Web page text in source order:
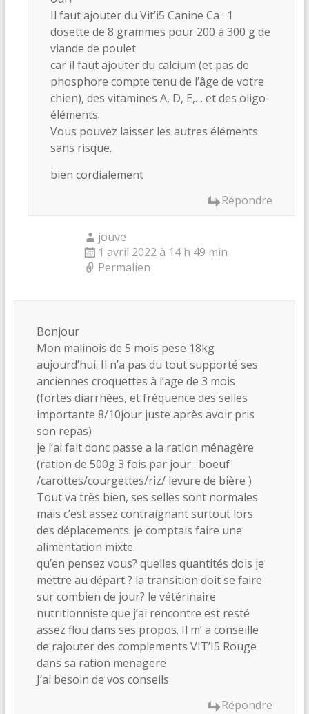
Il faut ajouter du Vit’i5 Canine Ca : 1
dosette de 8 grammes pour 200 à 300 g de
viande de poulet
car il faut ajouter du calcium (et pas de
phosphore compte tenu de l’âge de votre
chien), des vitamines A, D, E,… et des oligo-
éléments.
Vous pouvez laisser les autres éléments
sans risque.
bien cordialement
Répondre
jouve
1 avril 2022 à 14 h 49 min
Permalien
Bonjour
Mon malinois de 5 mois pese 18kg
aujourd’hui. Il n’a pas du tout supporté ses
anciennes croquettes à l’age de 3 mois
(fortes diarrhées, et fréquence des selles
importante 8/10jour juste après avoir pris
son repas)
je l’ai fait donc passe a la ration ménagère
(ration de 500g 3 fois par jour : boeuf
/carottes/courgettes/riz/ levure de bière )
Tout va très bien, ses selles sont normales
mais c’est assez contraignant surtout lors
des déplacements. je comptais faire une
alimentation mixte.
qu’en pensez vous? quelles quantités dois je
mettre au départ ? la transition doit se faire
sur combien de jour? le vétérinaire
nutritionniste que j’ai rencontre est resté
assez flou dans ses propos. Il m’ a conseille
de rajouter des complements VIT’I5 Rouge
dans sa ration menagere
J’ai besoin de vos conseils
Répondre